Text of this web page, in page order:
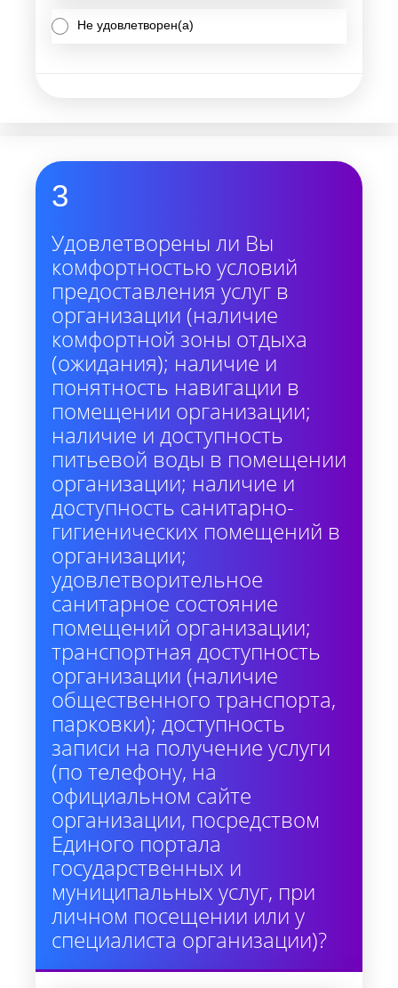
Не удовлетворен(а)
3
Удовлетворены ли Вы
комфортностью условий
предоставления услуг в
организации (наличие
комфортной зоны отдыха
(ожидания); наличие и
понятность навигации в
помещении организации;
наличие и доступность
питьевой воды в помещении
организации; наличие и
доступность санитарно-
гигиенических помещений в
организации;
удовлетворительное
санитарное состояние
помещений организации;
транспортная доступность
организации (наличие
общественного транспорта,
парковки); доступность
записи на получение услуги
(по телефону, на
официальном сайте
организации, посредством
Единого портала
государственных и
муниципальных услуг, при
личном посещении или у
специалиста организации)?